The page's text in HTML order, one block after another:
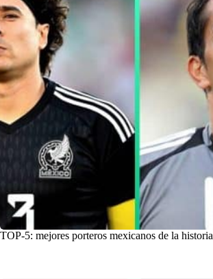
TOP-5: mejores porteros mexicanos de la historia